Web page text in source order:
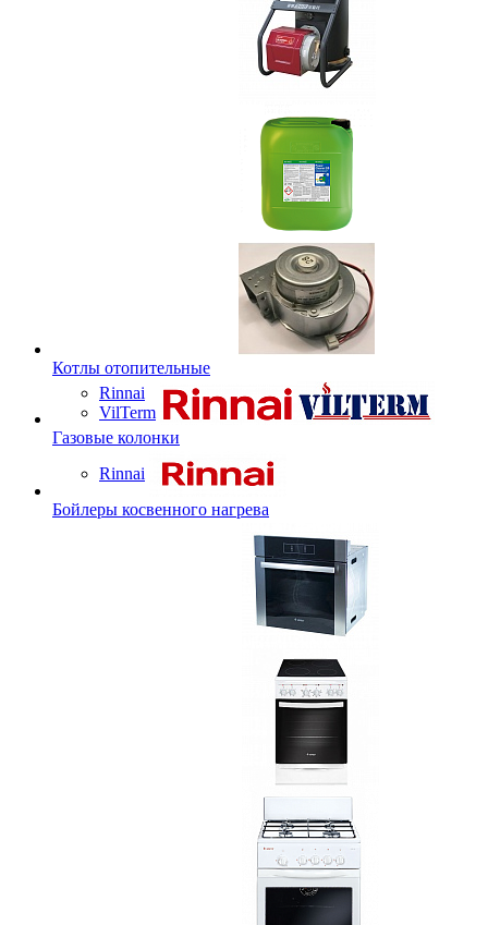
Котлы отопительные
Rinnai
VilTerm
Газовые колонки
Rinnai
Бойлеры косвенного нагрева